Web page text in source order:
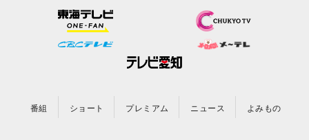
番組 ショート プレミアム ニュース よみもの